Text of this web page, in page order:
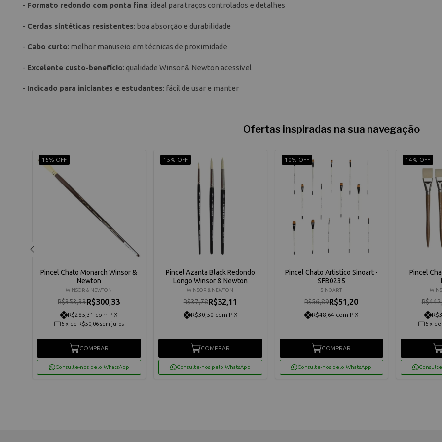
- Formato redondo com ponta fina: ideal para traços controlados e detalhes
- Cerdas sintéticas resistentes: boa absorção e durabilidade
- Cabo curto: melhor manuseio em técnicas de proximidade
- Excelente custo-benefício: qualidade Winsor & Newton acessível
- Indicado para iniciantes e estudantes: fácil de usar e manter
Ofertas inspiradas na sua navegação
15% OFF
Pincel Chato Monarch Winsor &
Newton
WINSOR & NEWTON
R$353,33R$300,33
R$285,31 com PIX
6 x de R$50,06 sem juros
COMPRAR
Consulte-nos pelo WhatsApp
15% OFF
Pincel Azanta Black Redondo
Longo Winsor & Newton
WINSOR & NEWTON
R$37,78R$32,11
R$30,50 com PIX
COMPRAR
Consulte-nos pelo WhatsApp
10% OFF
Pincel Chato Artistico Sinoart -
SFB0235
SINOART
R$56,89R$51,20
R$48,64 com PIX
COMPRAR
Consulte-nos pelo WhatsApp
14% OFF
Pincel
6 x de